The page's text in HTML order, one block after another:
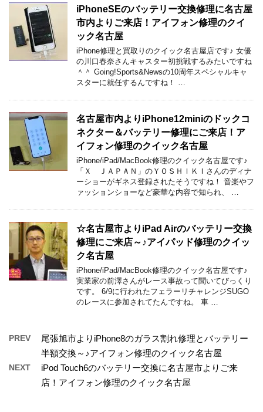
iPhoneSEのバッテリー交換修理に名古屋
市内よりご来店！アイフォン修理のクイ
ック名古屋
iPhone修理と買取りのクイック名古屋店です♪ 女優
の川口春奈さんキャスター初挑戦するみたいですね
＾＾ Going!Sports&Newsの10周年スペシャルキャ
スターに就任するんですね！ …
名古屋市内よりiPhone12miniのドックコ
ネクター＆バッテリー修理にご来店！ア
イフォン修理のクイック名古屋
iPhone/iPad/MacBook修理のクイック名古屋です♪
「Ｘ ＪＡＰＡＮ」のＹＯＳＨＩＫＩさんのディナ
ーショーがギネス登録されたそうですね！ 音楽やフ
ァッションショーなど豪華な内容で知られ、 …
☆名古屋市よりiPad Airのバッテリー交換
修理にご来店～♪アイパッド修理のクイッ
ク名古屋
iPhone/iPad/MacBook修理のクイック名古屋です♪
実業家の前澤さんがレース事故って聞いてびっくり
です。 6/9に行われたフェラーリチャレンジSUGO
のレースに参加されてたんですね。 車 …
PREV
尾張旭市よりiPhone8のガラス割れ修理とバッテリー
半額交換～♪アイフォン修理のクイック名古屋
NEXT
iPod Touch6のバッテリー交換に名古屋市よりご来
店！アイフォン修理のクイック名古屋